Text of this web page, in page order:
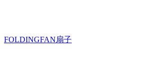
FOLDINGFAN扇子